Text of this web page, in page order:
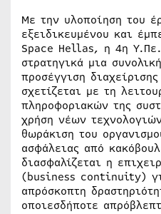
Με την υλοποίηση του
εξειδικευμένου και
Space Hellas, η 4η
στρατηγικά μια
προσέγγιση
σχετίζεται με τη
πληροφοριακών της
χρήση νέων
θωράκιση του
ασφάλειας από
διασφαλίζεται η
(business continuity)
απρόσκοπτη
οποιεσδήποτε